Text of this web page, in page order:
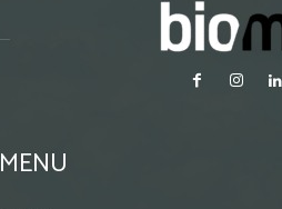
MENU